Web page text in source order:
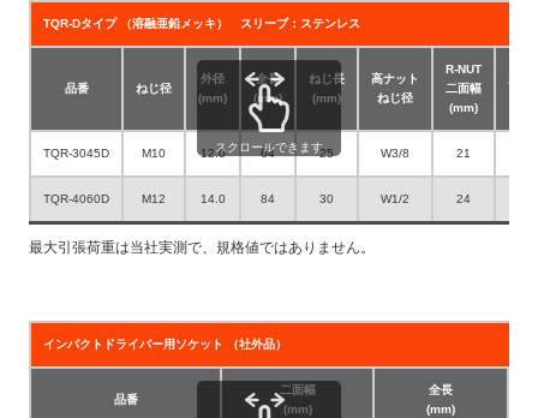
TQR-Dタイプ （溶融亜鉛メッキ） スリーブ：ステンレス
品番 ねじ径
外径
(mm)
全長
(mm)
ねじ長
(mm)
高ナット
ねじ径
R-NUT
二面幅
(mm)
TQR-3045D M10 12.0 64 25 W3/8 21
TQR-4060D M12 14.0 84 30 W1/2 24
最大引張荷重は当社実測で、規格値ではありません。
スクロールできます
インパクトドライバー用ソケット （社外品）
品番
二面幅
(mm)
全長
(mm)